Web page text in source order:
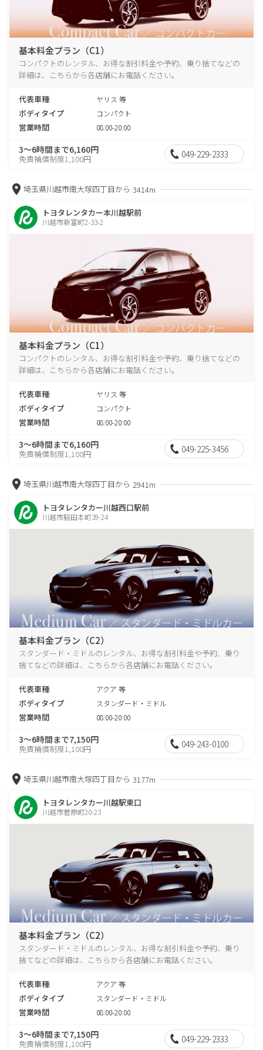
基本料金プラン（C1）
コンパクトのレンタル、お得な割引料金や予約、乗り捨てなどの
詳細は、こちらから各店舗にお電話ください。
代表車種 ヤリス 等
ボディタイプ コンパクト
営業時間 08:00-20:00
3～6時間まで6,160円
免責補償制度1,100円 049-229-2333
埼玉県川越市南大塚四丁目から 3414m
トヨタレンタカー本川越駅前
川越市新富町2-33-2
基本料金プラン（C1）
コンパクトのレンタル、お得な割引料金や予約、乗り捨てなどの
詳細は、こちらから各店舗にお電話ください。
代表車種 ヤリス 等
ボディタイプ コンパクト
営業時間 08:00-20:00
3～6時間まで6,160円
免責補償制度1,100円 049-225-3456
埼玉県川越市南大塚四丁目から 2941m
トヨタレンタカー川越西口駅前
川越市脇田本町39-24
基本料金プラン（C2）
スタンダード・ミドルのレンタル、お得な割引料金や予約、乗り
捨てなどの詳細は、こちらから各店舗にお電話ください。
代表車種 アクア 等
ボディタイプ スタンダード・ミドル
営業時間 08:00-20:00
3～6時間まで7,150円
免責補償制度1,100円 049-243-0100
埼玉県川越市南大塚四丁目から 3177m
トヨタレンタカー川越駅東口
川越市菅原町20-23
基本料金プラン（C2）
スタンダード・ミドルのレンタル、お得な割引料金や予約、乗り
捨てなどの詳細は、こちらから各店舗にお電話ください。
代表車種 アクア 等
ボディタイプ スタンダード・ミドル
営業時間 08:00-20:00
3～6時間まで7,150円
免責補償制度1,100円 049-229-2333